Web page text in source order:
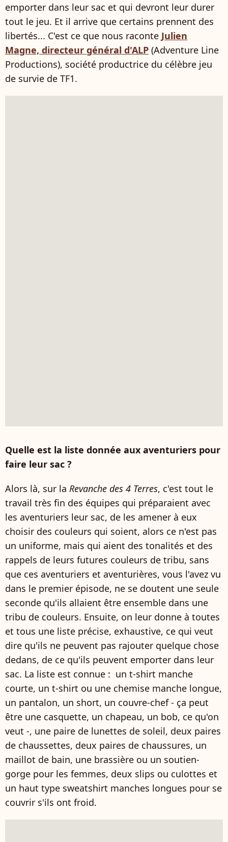
emporter dans leur sac et qui devront leur durer
tout le jeu. Et il arrive que certains prennent des
libertés... C'est ce que nous raconte Julien
Magne, directeur général d'ALP (Adventure Line
Productions), société productrice du célèbre jeu
de survie de TF1.
Quelle est la liste donnée aux aventuriers pour
faire leur sac ?
Alors là, sur la Revanche des 4 Terres, c'est tout le
travail très fin des équipes qui préparaient avec
les aventuriers leur sac, de les amener à eux
choisir des couleurs qui soient, alors ce n'est pas
un uniforme, mais qui aient des tonalités et des
rappels de leurs futures couleurs de tribu, sans
que ces aventuriers et aventurières, vous l'avez vu
dans le premier épisode, ne se doutent une seule
seconde qu'ils allaient être ensemble dans une
tribu de couleurs. Ensuite, on leur donne à toutes
et tous une liste précise, exhaustive, ce qui veut
dire qu'ils ne peuvent pas rajouter quelque chose
dedans, de ce qu'ils peuvent emporter dans leur
sac. La liste est connue : un t-shirt manche
courte, un t-shirt ou une chemise manche longue,
un pantalon, un short, un couvre-chef - ça peut
être une casquette, un chapeau, un bob, ce qu'on
veut -, une paire de lunettes de soleil, deux paires
de chaussettes, deux paires de chaussures, un
maillot de bain, une brassière ou un soutien-
gorge pour les femmes, deux slips ou culottes et
un haut type sweatshirt manches longues pour se
couvrir s'ils ont froid.